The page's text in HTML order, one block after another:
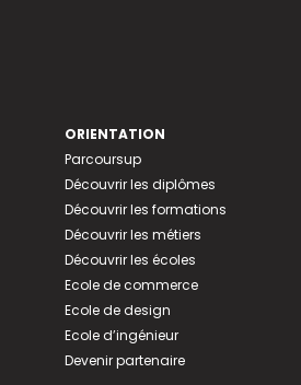
ORIENTATION
Parcoursup
Découvrir les diplômes
Découvrir les formations
Découvrir les métiers
Découvrir les écoles
Ecole de commerce
Ecole de design
Ecole d’ingénieur
Devenir partenaire